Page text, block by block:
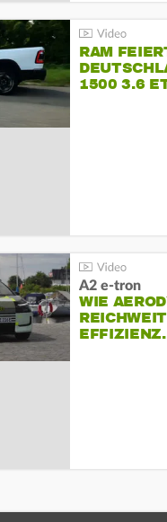
RAM
1500 3.6
A2 e-tron
WIE